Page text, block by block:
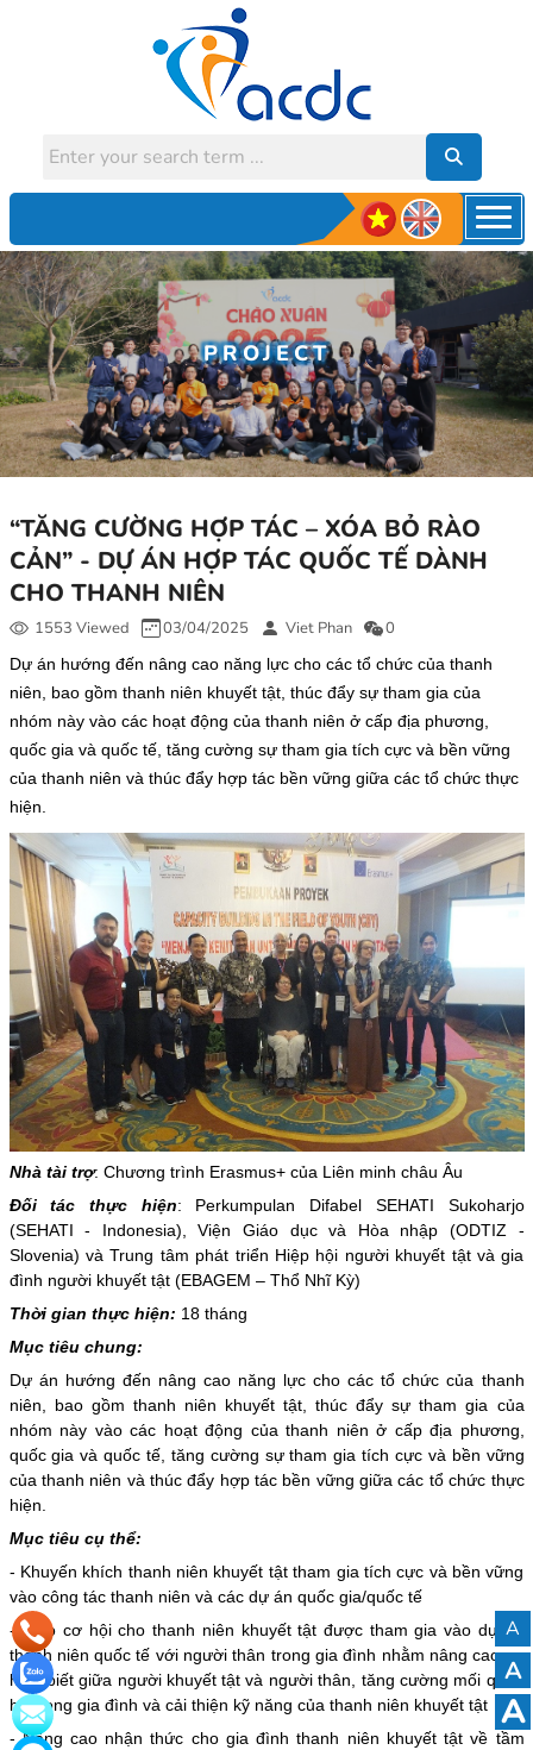
PROJECT
“TĂNG CƯỜNG HỢP TÁC – XÓA BỎ RÀO
CẢN” - DỰ ÁN HỢP TÁC QUỐC TẾ DÀNH
CHO THANH NIÊN
1553 Viewed 03/04/2025 Viet Phan 0
Dự án hướng đến nâng cao năng lực cho các tổ chức của thanh
niên, bao gồm thanh niên khuyết tật, thúc đẩy sự tham gia của
nhóm này vào các hoạt động của thanh niên ở cấp địa phương,
quốc gia và quốc tế, tăng cường sự tham gia tích cực và bền vững
của thanh niên và thúc đẩy hợp tác bền vững giữa các tổ chức thực
hiện.
Nhà tài trợ: Chương trình Erasmus+ của Liên minh châu Âu
Đối tác thực hiện: Perkumpulan Difabel SEHATI Sukoharjo
(SEHATI - Indonesia), Viện Giáo dục và Hòa nhập (ODTIZ -
Slovenia) và Trung tâm phát triển Hiệp hội người khuyết tật và gia
đình người khuyết tật (EBAGEM – Thổ Nhĩ Kỳ)
Thời gian thực hiện: 18 tháng
Mục tiêu chung:
Dự án hướng đến nâng cao năng lực cho các tổ chức của thanh
niên, bao gồm thanh niên khuyết tật, thúc đẩy sự tham gia của
nhóm này vào các hoạt động của thanh niên ở cấp địa phương,
quốc gia và quốc tế, tăng cường sự tham gia tích cực và bền vững
của thanh niên và thúc đẩy hợp tác bền vững giữa các tổ chức thực
hiện.
Mục tiêu cụ thể:
- Khuyến khích thanh niên khuyết tật tham gia tích cực và bền vững
vào công tác thanh niên và các dự án quốc gia/quốc tế
- Trao cơ hội cho thanh niên khuyết tật được tham gia vào dự án
thanh niên quốc tế với người thân trong gia đình nhằm nâng cao sự
hiểu biết giữa người khuyết tật và người thân, tăng cường mối quan
hệ trong gia đình và cải thiện kỹ năng của thanh niên khuyết tật
- Nâng cao nhận thức cho gia đình thanh niên khuyết tật về tầm
A
A
A